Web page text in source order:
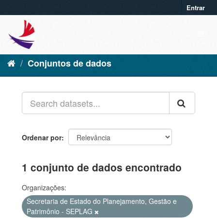
Entrar
Conjuntos de dados
Ordenar por
1 conjunto de dados encontrado
Organizações:
Secretaria de Estado do Planejamento, Gestão e
Patrimônio - SEPLAG